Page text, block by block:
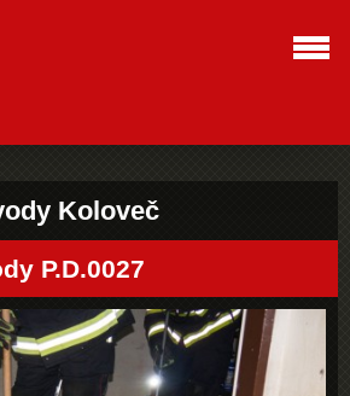
Koloveč
P.D.0027